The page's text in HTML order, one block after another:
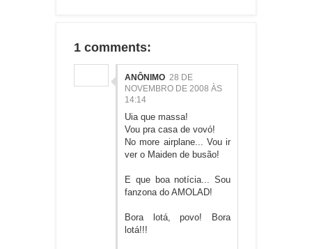
1 comments:
ANÔNIMO 28 DE
NOVEMBRO DE 2008 ÀS
14:14
Uia que massa!
Vou pra casa de vovó!
No more airplane... Vou ir
ver o Maiden de busão!
E que boa notícia... Sou
fanzona do AMOLAD!
Bora lotá, povo! Bora
lotá!!!